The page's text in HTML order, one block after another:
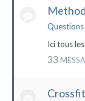
Questions
Ici tous
33
Crossfit